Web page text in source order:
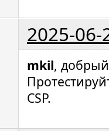
2025-06-
mkil,
CSP.